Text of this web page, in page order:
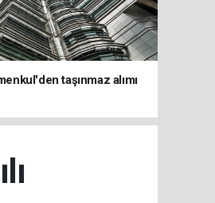
taşınmaz alımı